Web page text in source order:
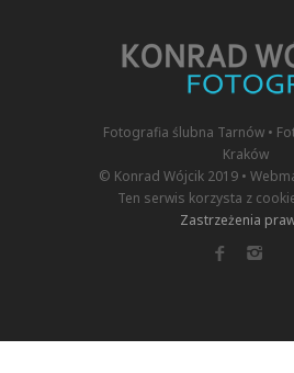
Fotografia ślubna Tarnów •
Kraków
© Konrad Wójcik 2019 •
Ten serwis korzysta z
Zastrzeżenia